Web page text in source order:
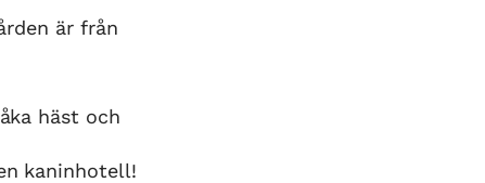
är från
häst och
kaninhotell!